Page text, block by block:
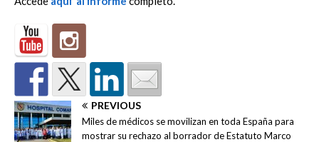
PREVIOUS
Miles de médicos se movilizan en toda España para
mostrar su rechazo al borrador de Estatuto Marco